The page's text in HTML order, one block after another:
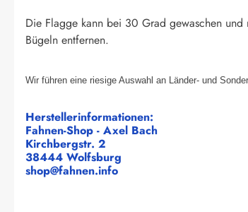
Die Flagge kann bei 30 Grad gewaschen
Bügeln entfernen.
Wir führen eine riesige Auswahl an Länder- und
Herstellerinformationen:
Fahnen-Shop - Axel Bach
Kirchbergstr. 2
38444 Wolfsburg
shop@fahnen.info